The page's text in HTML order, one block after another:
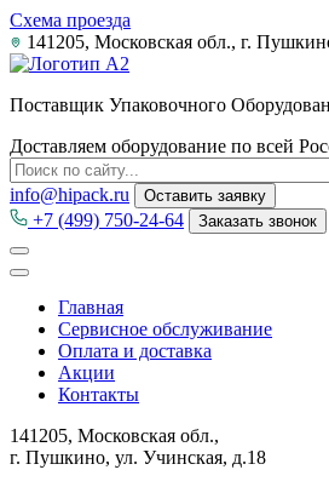
Схема проезда
141205, Московская обл., г.
Поставщик Упаковочного
Доставляем оборудование по всей
info@hipack.ru Оставить заявку
+7 (499) 750-24-64 Заказать звонок
Главная
Сервисное обслуживание
Оплата и доставка
Акции
Контакты
141205, Московская обл.,
г. Пушкино, ул. Учинская, д.18